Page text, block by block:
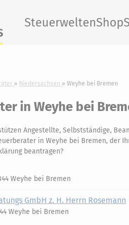
SteuerweltenShop
Niedersachsen Weyhe bei Bremen
in Weyhe bei
Angestellte, Selbstständige,
in Weyhe bei Bremen, der
beantragen?
Weyhe bei Bremen
GmbH z. H. Herrn Rosemann
Weyhe bei Bremen